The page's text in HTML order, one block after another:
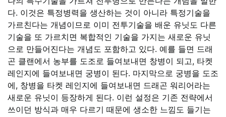
다. 이것은 특정병력을 생산하는 것이 아니라 특정기술을
가르친다는 개념이므로 이미 전투기술을 배운 유닛도 다른
기술을 또 가르치면 복합적인 기술을 가지는 새로운 유닛
으로 만들어진다는 개념도 포함하고 있다. 예를 들면 드래
곤 클랜에서 농부를 도조로 들여보내면 창병이 되고, 타켓
레인지에 들여보내면 궁병이 된다. 마지막으로 궁병을 도조
에, 창병을 타켓 레인지에 들여보내면 드래곤 워리어라는
새로운 유닛이 등장하게 된다. 이런 설정은 기존 전략에서
쓰이던 방식과 매우 다르기 때문에 생소한 느낌도 들기는